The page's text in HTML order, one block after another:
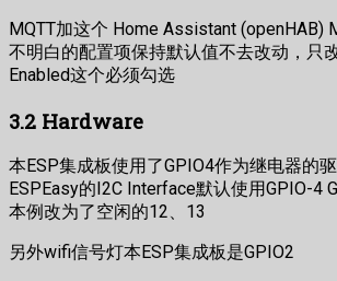
MQTT加这个 Home Assistant (openHAB)
不明白的配置项保持默认值不去改动，只
Enabled这个必须勾选
3.2 Hardware
本ESP集成板使用了GPIO4作为继电器的
ESPEasy的I2C Interface默认使用GPIO-4
本例改为了空闲的12、13
另外wifi信号灯本ESP集成板是GPIO2